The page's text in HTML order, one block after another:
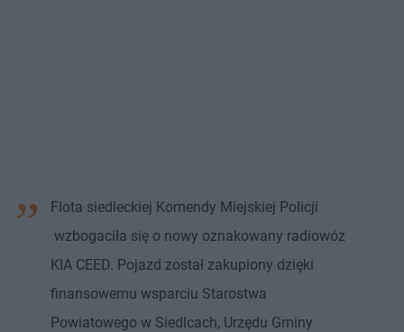
Flota siedleckiej Komendy Miejskiej Policji
wzbogaciła się o nowy oznakowany radiowóz
KIA CEED. Pojazd został zakupiony dzięki
finansowemu wsparciu Starostwa
Powiatowego w Siedlcach, Urzędu Gminy